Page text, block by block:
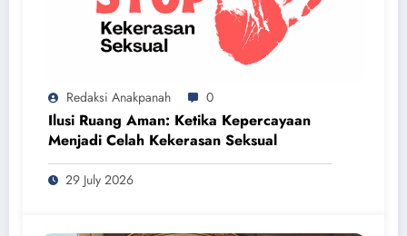
Redaksi Anakpanah 0
Ilusi Ruang Aman: Ketika Kepercayaan
Menjadi Celah Kekerasan Seksual
29 July 2026